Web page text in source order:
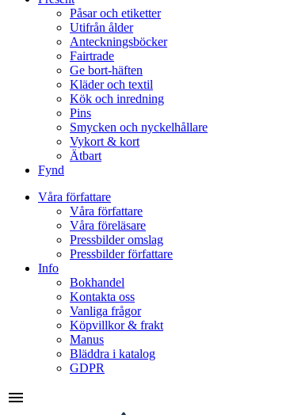
Påsar och etiketter
Utifrån ålder
Anteckningsböcker
Fairtrade
Ge bort-häften
Kläder och textil
Kök och inredning
Pins
Smycken och nyckelhållare
Vykort & kort
Ätbart
Fynd
Våra författare
Våra författare
Våra föreläsare
Pressbilder omslag
Pressbilder författare
Info
Bokhandel
Kontakta oss
Vanliga frågor
Köpvillkor & frakt
Manus
Bläddra i katalog
GDPR
menu